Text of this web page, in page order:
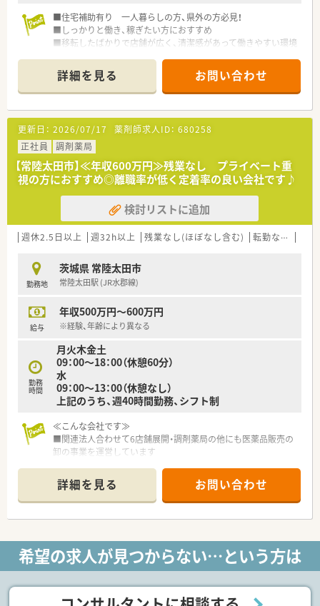
■住宅補助有り 一人暮らしの方、県外の方必見！
■しっかりと働き、稼ぎたい方におすすめ
■移転したばかりで店舗が広く、清潔感があって働きやすい環境
詳細を見る お問い合わせ
更新日： 2026/07/17 薬剤師求人ID： 680258
正社員
調剤薬局
【常陸太田市】≪年収600万円≫残業なし プライベート重
視の方におすすめ◎離職率が低く定着率の良い会社です♪
検討リストに追加
週休2.5日以上 週32h以上 残業なし(ほぼなし含む) 転勤なし
勤務地
茨城県 常陸太田市
常陸太田駅 (JR水郡線)
給与
年収500万円～600万円
※経験、年齢により異なる
勤務
時間
月火木金土
09：00～18：00（休憩60分）
水
09：00～13：00（休憩なし）
上記のうち、週40時間勤務、シフト制
≪こんな会社です≫
■関連法人合わせて6店舗展開・調剤薬局の他にも医薬品販売の
卸の事業を運営しています
■離職率が低く、定年後も働いている方もおり、長く働ける会社
です
■有給取得推奨、社員満足度◎
■約20年前に開局した歴史ある店舗です
■内科、泌尿器科、整形外科、眼科などをはじめとする複数診療
科の病院、老人ホーム、他にもサービス付き高齢者住宅の処方も
詳細を見る お問い合わせ
希望の求人が見つからない…という方は